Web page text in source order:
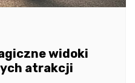
widoki
atrakcji